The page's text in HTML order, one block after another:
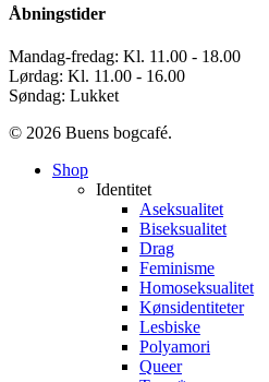
Åbningstider
Mandag-fredag: Kl. 11.00 - 18.00
Lørdag: Kl. 11.00 - 16.00
Søndag: Lukket
© 2026 Buens bogcafé.
Close
Shop
Identitet
Aseksualitet
Biseksualitet
Drag
Feminisme
Homoseksualitet
Kønsidentiteter
Lesbiske
Polyamori
Queer